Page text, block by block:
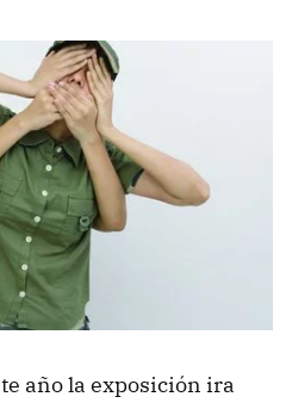
año la exposición ira